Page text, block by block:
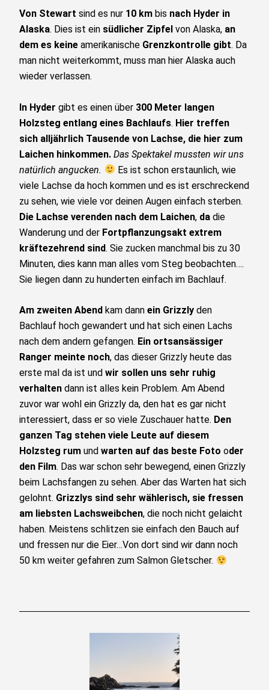
Von Stewart sind es nur 10 km bis nach Hyder in
Alaska. Dies ist ein südlicher Zipfel von Alaska, an
dem es keine amerikanische Grenzkontrolle gibt. Da
man nicht weiterkommt, muss man hier Alaska auch
wieder verlassen.
In Hyder gibt es einen über 300 Meter langen
Holzsteg entlang eines Bachlaufs. Hier treffen
sich alljährlich Tausende von Lachse, die hier zum
Laichen hinkommen. Das Spektakel mussten wir uns
natürlich angucken.
Es ist schon erstaunlich, wie
viele Lachse da hoch kommen und es ist erschreckend
zu sehen, wie viele vor deinen Augen einfach sterben.
Die Lachse verenden nach dem Laichen, da die
Wanderung und der Fortpflanzungsakt extrem
kräftezehrend sind. Sie zucken manchmal bis zu 30
Minuten, dies kann man alles vom Steg beobachten….
Sie liegen dann zu hunderten einfach im Bachlauf.
Am zweiten Abend kam dannein Grizzly den
Bachlauf hoch gewandert und hat sich einen Lachs
nach dem andern gefangen. Ein ortsansässiger
Ranger meinte noch, das dieser Grizzly heute das
erste mal da ist undwir sollen uns sehr ruhig
verhaltendann ist alles kein Problem. Am Abend
zuvor war wohl ein Grizzly da, den hat es gar nicht
interessiert, dass er so viele Zuschauer hatte. Den
ganzen Tag stehen viele Leute auf diesem
Holzsteg rum undwarten auf das beste Foto oder
den Film. Das war schon sehr bewegend, einen Grizzly
beim Lachsfangen zu sehen. Aber das Warten hat sich
gelohnt. Grizzlys sind sehr wählerisch, sie fressen
am liebsten Lachsweibchen, die noch nicht gelaicht
haben. Meistens schlitzen sie einfach den Bauch auf
und fressen nur die Eier…Von dort sind wir dann noch
50 km weiter gefahren zum Salmon Gletscher.